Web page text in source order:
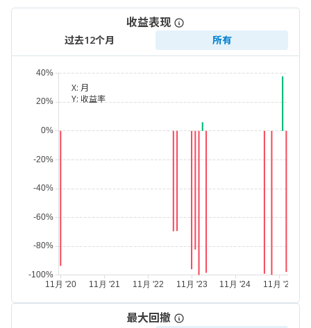
收益表现
过去12个月 所有
X: 月
Y: 收益率
最大回撤